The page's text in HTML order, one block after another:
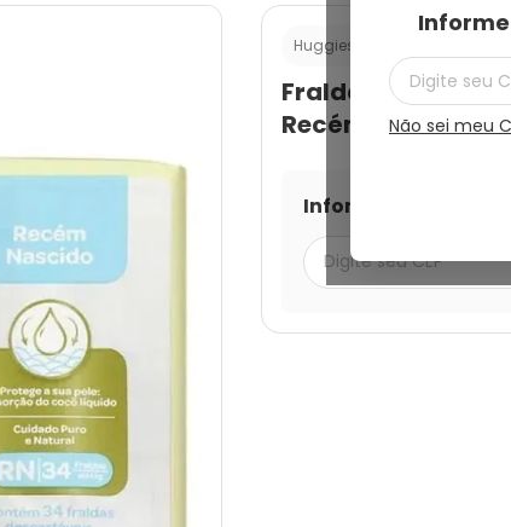
Não sei meu
Huggies
Fralda Huggies
Recém Nascido
Informe seu CEP